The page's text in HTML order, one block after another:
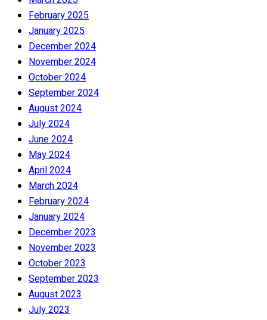
February 2025
January 2025
December 2024
November 2024
October 2024
September 2024
August 2024
July 2024
June 2024
May 2024
April 2024
March 2024
February 2024
January 2024
December 2023
November 2023
October 2023
September 2023
August 2023
July 2023